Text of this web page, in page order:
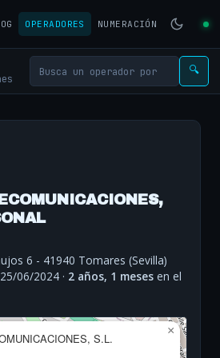
OPERADORES NUMERACIÓN
🔍
6 - 41940 Tomares (Sevilla)
06/2024 · 2 años, 1 meses en el
S.L.
×